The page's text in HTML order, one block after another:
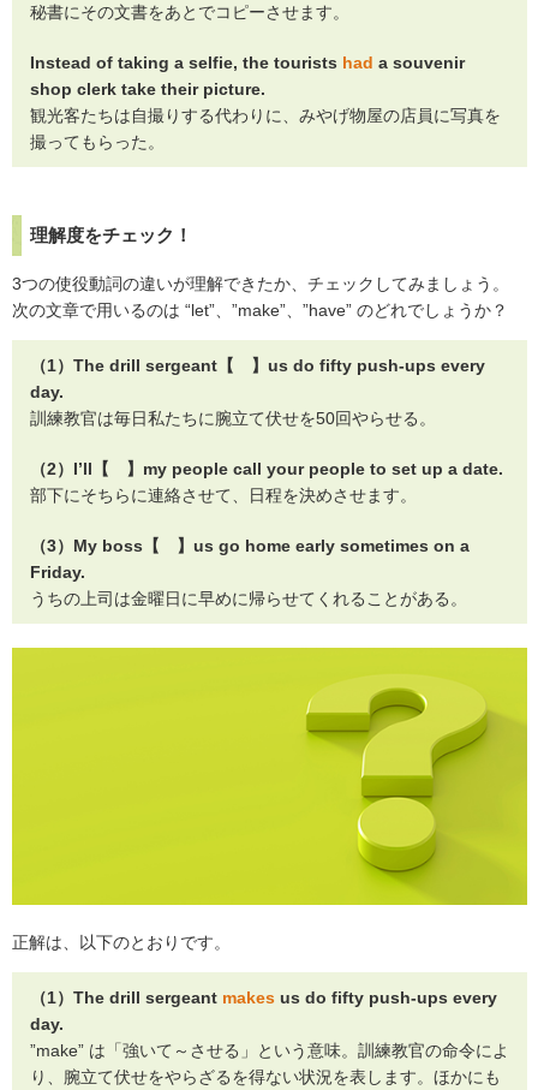
秘書にその文書をあとでコピーさせます。
Instead of taking a selfie, the tourists had a souvenir
shop clerk take their picture.
観光客たちは自撮りする代わりに、みやげ物屋の店員に写真を
撮ってもらった。
理解度をチェック！
3つの使役動詞の違いが理解できたか、チェックしてみましょう。
次の文章で用いるのは “let”、”make”、”have” のどれでしょうか？
（1）The drill sergeant【 】us do fifty push-ups every
day.
訓練教官は毎日私たちに腕立て伏せを50回やらせる。
（2）I’ll【 】my people call your people to set up a date.
部下にそちらに連絡させて、日程を決めさせます。
（3）My boss【 】us go home early sometimes on a
Friday.
うちの上司は金曜日に早めに帰らせてくれることがある。
正解は、以下のとおりです。
（1）The drill sergeant makes us do fifty push-ups every
day.
”make” は「強いて～させる」という意味。訓練教官の命令によ
り、腕立て伏せをやらざるを得ない状況を表します。ほかにも